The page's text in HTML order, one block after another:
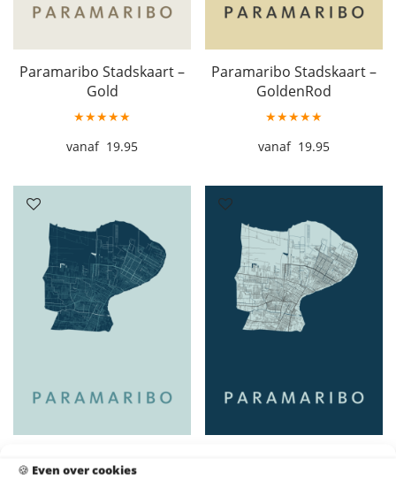
🍪 Even over cookies
Paramaribo Stadskaart –
Gold
★★★★★
19.95
Paramaribo Stadskaart –
GoldenRod
★★★★★
19.95
Mint